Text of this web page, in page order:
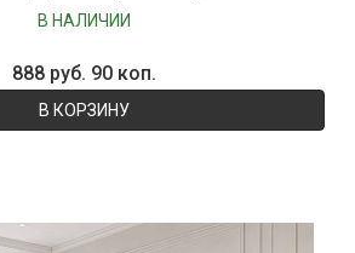
В НАЛИЧИИ
888 руб. 90 коп.
В КОРЗИНУ